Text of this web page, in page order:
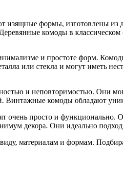
изящные формы, изготовлены из
комоды в
и простоте форм.
или стекла и могут иметь
и неповторимостью. Они
Винтажные комоды обладают
очень просто и
декора. Они идеально
материалам и формам.